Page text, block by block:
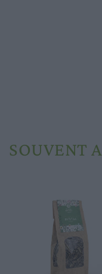
SOUVENT